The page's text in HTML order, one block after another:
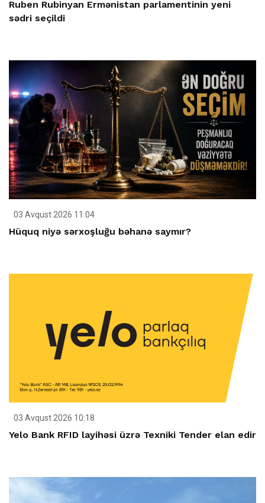
Ruben Rubinyan Ermənistan parlamentinin yeni
sədri seçildi
03 Avqust 2026 11:04
Hüquq niyə sərxoşluğu bəhanə saymır?
03 Avqust 2026 10:18
Yelo Bank RFID layihəsi üzrə Texniki Tender elan edir